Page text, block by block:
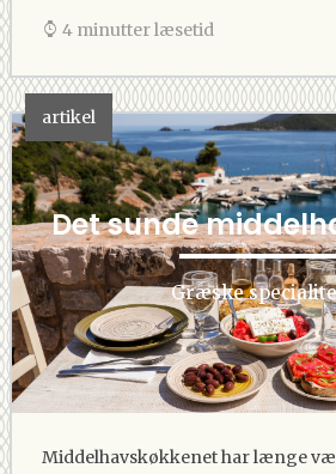
4 minutter læsetid
artikel
Det sunde
Græske
Middelhavskøkkenet har længe